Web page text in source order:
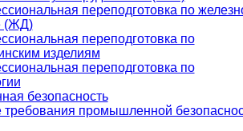
переподготовка по
(ЖД)
переподготовка по
изделиям
переподготовка по
безопасность
промышленной